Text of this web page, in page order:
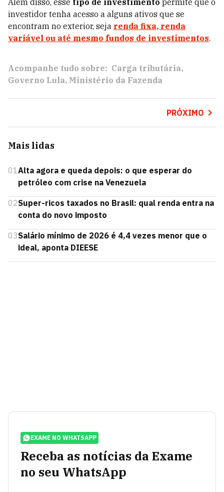
Além disso, esse tipo de investimento permite que o
investidor tenha acesso a alguns ativos que se
encontram no exterior, seja renda fixa, renda
variável ou até mesmo fundos de investimentos.
Acompanhe tudo sobre: Carga tributária
Governo Lula Ministério da Fazenda
PRÓXIMO
Mais lidas
01Alta agora e queda depois: o que esperar do
petróleo com crise na Venezuela
02Super-ricos taxados no Brasil: qual renda entra na
conta do novo imposto
03Salário mínimo de 2026 é 4,4 vezes menor que o
ideal, aponta DIEESE
EXAME NO WHATSAPP
Receba as notícias da Exame
no seu WhatsApp